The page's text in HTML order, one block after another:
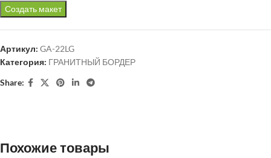
Создать макет
Артикул: GA-22LG
Категория: ГРАНИТНЫЙ БОРДЕР
Share:
Похожие товары